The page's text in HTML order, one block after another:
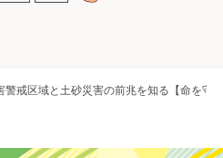
警戒区域と土砂災害の前兆を知る【命を守